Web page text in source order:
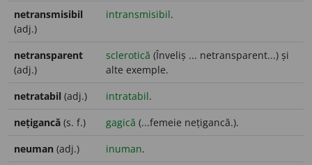
netransmisibil
(adj.)
intransmisibil.
netransparent
(adj.)
sclerotică (Înveliș ... netransparent...) și
alte exemple.
netratabil (adj.) intratabil.
nețigancă (s. f.) gagică (...femeie nețigancă.).
neuman (adj.) inuman.